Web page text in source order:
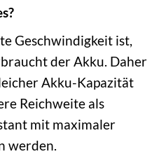
Geschwindigkeit ist,
der Akku. Daher
Akku-Kapazität
Reichweite als
mit maximaler
werden.